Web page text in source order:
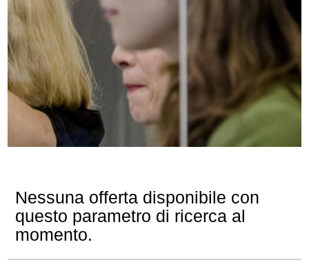
Nessuna offerta disponibile con
questo parametro di ricerca al
momento.